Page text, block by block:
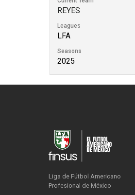
REYES
Leagues
LFA
Seasons
2025
Liga de Fútbol Americano
Profesional de México